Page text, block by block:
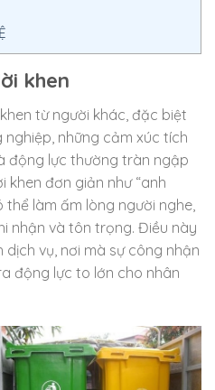
khen
từ người khác, đặc biệt
những cảm xúc tích
động lực thường tràn ngập
đơn giản như “anh
thể làm ấm lòng người nghe,
nhận và tôn trọng. Điều này
vụ, nơi mà sự công nhận
động lực to lớn cho nhân